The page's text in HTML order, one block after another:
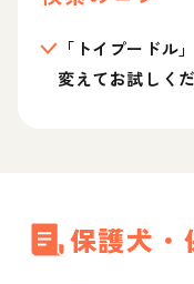
「トイプードル
変えてお試しくだ
保護犬・